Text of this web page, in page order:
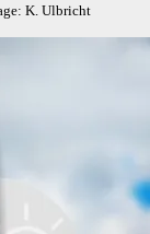
K. Ulbricht